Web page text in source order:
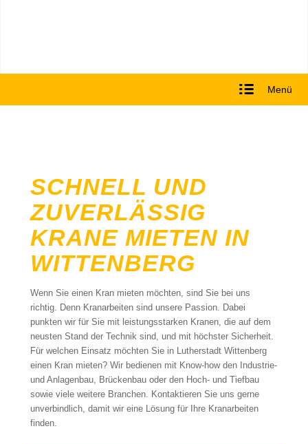
Menü
SCHNELL UND
ZUVERLÄSSIG
KRANE MIETEN IN
WITTENBERG
Wenn Sie einen Kran mieten möchten, sind Sie bei uns
richtig. Denn Kranarbeiten sind unsere Passion. Dabei
punkten wir für Sie mit leistungsstarken Kranen, die auf dem
neusten Stand der Technik sind, und mit höchster Sicherheit.
Für welchen Einsatz möchten Sie in Lutherstadt Wittenberg
einen Kran mieten? Wir bedienen mit Know-how den Industrie-
und Anlagenbau, Brückenbau oder den Hoch- und Tiefbau
sowie viele weitere Branchen. Kontaktieren Sie uns gerne
unverbindlich, damit wir eine Lösung für Ihre Kranarbeiten
finden.